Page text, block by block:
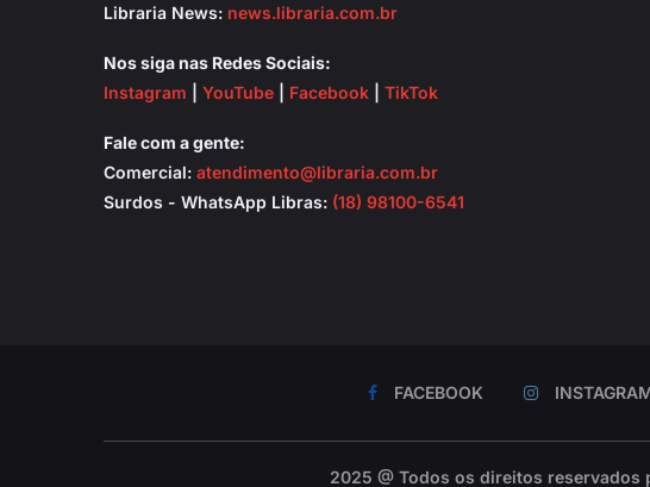
Libraria News: news.libraria.com.br
Nos siga nas Redes Sociais:
Instagram
YouTube Facebook TikTok
Fale com a gente:
Comercial: atendimento@libraria.com.br
Surdos - WhatsApp Libras: (18) 98100-6541
FACEBOOK
2025 @ Todos os direitos reservados